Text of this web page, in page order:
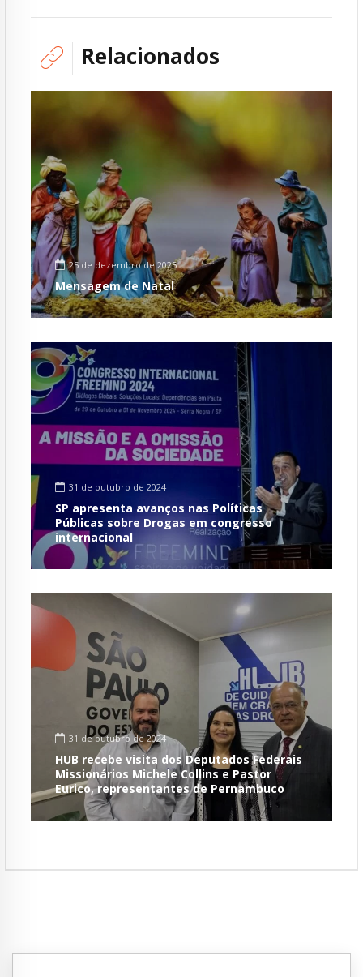
Relacionados
25 de dezembro de 2025
Mensagem de Natal
31 de outubro de 2024
SP apresenta avanços nas Políticas
Públicas sobre Drogas em congresso
internacional
31 de outubro de 2024
HUB recebe visita dos Deputados Federais
Missionários Michele Collins e Pastor
Eurico, representantes de Pernambuco